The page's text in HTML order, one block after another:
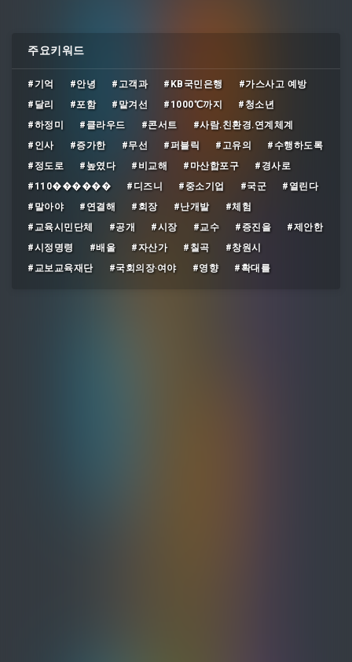
주요키워드
#기억 #안녕 #고객과 #KB국민은행
#가스사고 예방
#달리
#포함 #맡겨선 #1000℃까지
#청소년
#하정미
#클라우드 #콘서트
#사람․친환경․연계체계
#인사
#증가한 #무선 #퍼블릭 #고유의
#수행하도록
#정도로
#높였다 #비교해 #마산합포구
#경사로
#110������
#디즈니 #중소기업 #국군
#열린다
#말아야
#연결해 #회장 #난개발
#체험
#교육시민단체
#공개 #시장 #교수 #증진을
#제안한
#시정명령
#배울 #자산가 #칠곡
#창원시
#교보교육재단
#국회의장‧여야 #영향 #확대를